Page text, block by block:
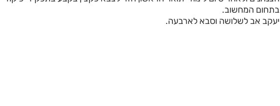
בתחום המחשוב.
יעקב אב לשלושה וסבא לארבעה.